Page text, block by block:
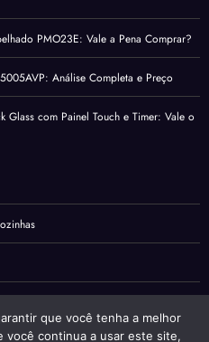
PMO23E: Vale a Pena Comprar?
Análise Completa e Preço
Glass com Painel Touch e Timer: Vale o
que você tenha a melhor
você continua a usar este site,